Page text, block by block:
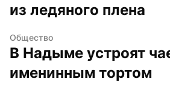
из ледяного плена
Общество
В Надыме устроят
именинным тортом